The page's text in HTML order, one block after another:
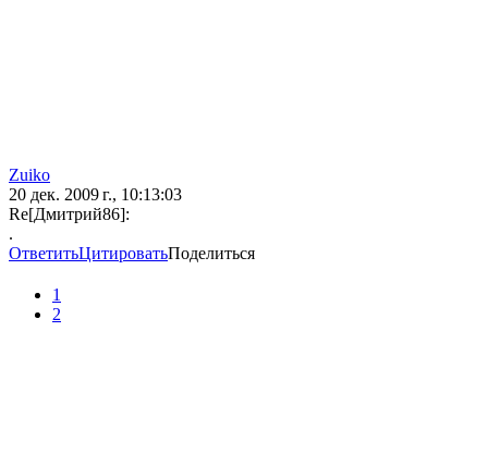
Zuiko
20 дек. 2009 г., 10:13:03
Re[Дмитрий86]:
.
ОтветитьЦитироватьПоделиться
1
2